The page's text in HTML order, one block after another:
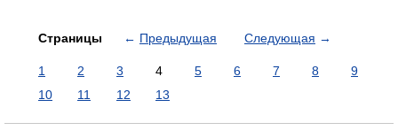
Страницы ← Предыдущая Следующая →
1 2 3 4 5 6 7 8
9
10
11 12 13